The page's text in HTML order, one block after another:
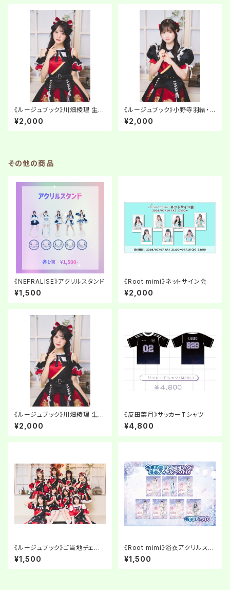
《ルージュブック》川畑綾理 生誕
ネットサイン会【チェキ】
¥2,000
《ルージュブック》小野寺羽結・
諸星瑠菜 生誕ネットサイン会
【チェキ】
¥2,000
その他の商品
《NEFRALISE》アクリルスタンド
¥1,500
《Root mimi》ネットサイン会
¥2,000
《ルージュブック》川畑綾理 生誕
ネットサイン会【チェキ】
¥2,000
《反田葉月》サッカーTシャツ
¥4,800
《ルージュブック》ご当地チェキ i
n 関ヶ原
¥1,500
《Root mimi》浴衣アクリルスタ
ンド2026
¥1,500